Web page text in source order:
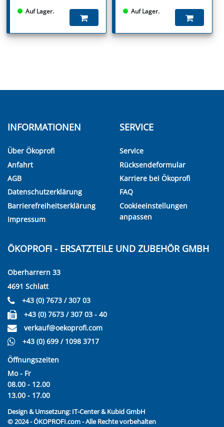
Auf Lager. Auf Lager.
INFORMATIONEN
Über Ökoprofi
Anfahrt
AGB
Datenschutzerklärung
Barrierefreiheitserklärung
Impressum
SERVICE
Service
Rücksendeformular
Karriere bei Ökoprofi
FAQ
Cookieeinstellungen
anpassen
ÖKOPROFI - ERSATZTEILE UND ZUBEHÖR GMBH
Oberharrern 33
4691 Schlatt
+43 (0) 7673 / 307 03
+43 (0) 7673 / 307 03 - 40
verkauf@oekoprofi.com
+43 (0) 699 / 1098 3717
Öffnungszeiten
Mo - Fr
08.00 - 12.00
13.00 - 17.00
Design & Umsetzung: IT-Center & Kubid GmbH
© 2024 - ÖKOPROFI.com - Alle Rechte vorbehalten